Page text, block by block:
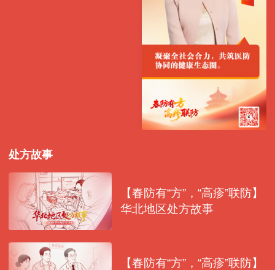
处方故事
【春防有“方”，“高疹”联防】
华北地区处方故事
【春防有“方”，“高疹”联防】